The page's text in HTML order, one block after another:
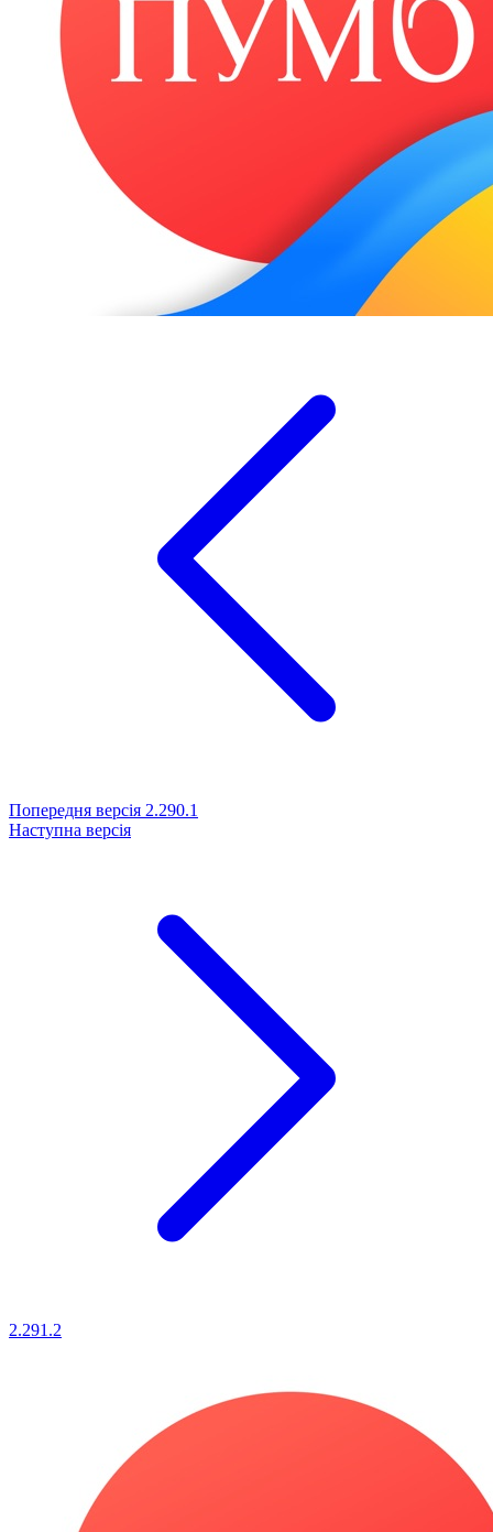
Попередня версія 2.290.1
Наступна версія
2.291.2